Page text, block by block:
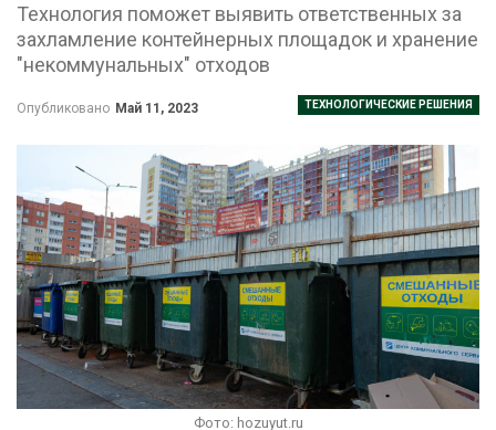
Технология поможет выявить ответственных за
захламление контейнерных площадок и хранение
"некоммунальных" отходов
ТЕХНОЛОГИЧЕСКИЕ РЕШЕНИЯ
Опубликовано Май 11, 2023
Фото: hozuyut.ru